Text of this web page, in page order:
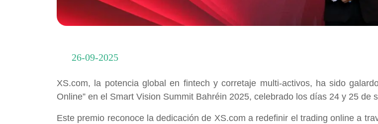
26-09-2025
XS.com, la potencia global en fintech y corretaje multi-activos, ha sido
Online” en el Smart Vision Summit Bahréin 2025, celebrado los días 24 y 25 de
Este premio reconoce la dedicación de XS.com a redefinir el trading online a